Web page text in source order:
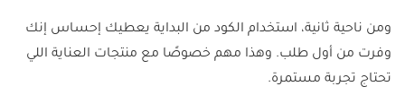
ومن ناحية ثانية، استخدام الكود من البداية يعطيك إحساس إنك
وفرت من أول طلب. وهذا مهم خصوصًا مع منتجات العناية اللي
تحتاج تجربة مستمرة.